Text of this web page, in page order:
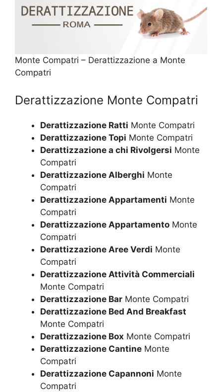
Monte Compatri – Derattizzazione a Monte
Compatri
Derattizzazione Monte Compatri
Derattizzazione Ratti Monte Compatri
Derattizzazione Topi Monte Compatri
Derattizzazione a chi Rivolgersi Monte
Compatri
Derattizzazione Alberghi Monte
Compatri
Derattizzazione Appartamenti Monte
Compatri
Derattizzazione Appartamento Monte
Compatri
Derattizzazione Aree Verdi Monte
Compatri
Derattizzazione Attività Commerciali
Monte Compatri
Derattizzazione Bar Monte Compatri
Derattizzazione Bed And Breakfast
Monte Compatri
Derattizzazione Box Monte Compatri
Derattizzazione Cantine Monte
Compatri
Derattizzazione Capannoni Monte
Compatri